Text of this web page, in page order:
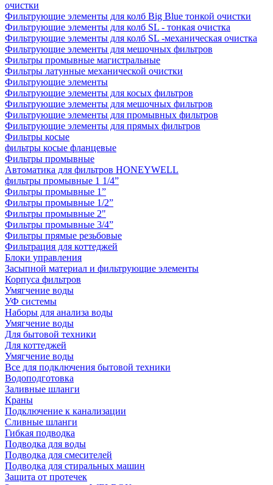
очистки
Фильтрующие элементы для колб Big Blue тонкой очистки
Фильтрующие элементы для колб SL - тонкая очистка
Фильтрующие элементы для колб SL -механическая очистка
Фильтрующие элементы для мешочных фильтров
Фильтры промывные магистральные
Фильтры латунные механической очистки
Фильтрующие элементы
Фильтрующие элементы для косых фильтров
Фильтрующие элементы для мешочных фильтров
Фильтрующие элементы для промывных фильтров
Фильтрующие элементы для прямых фильтров
Фильтры косые
фильтры косые фланцевые
Фильтры промывные
Автоматика для фильтров HONEYWELL
фильтры промывные 1 1/4”
Фильтры промывные 1”
Фильтры промывные 1/2”
Фильтры промывные 2"
Фильтры промывные 3/4”
Фильтры прямые резьбовые
Фильтрация для коттеджей
Блоки управления
Засыпной материал и фильтрующие элементы
Корпуса фильтров
Умягчение воды
УФ системы
Наборы для анализа воды
Умягчение воды
Для бытовой техники
Для коттеджей
Умягчение воды
Все для подключения бытовой техники
Водоподготовка
Заливные шланги
Краны
Подключение к канализации
Сливные шланги
Гибкая подводка
Подводка для воды
Подводка для смесителей
Подводка для стиральных машин
Защита от протечек